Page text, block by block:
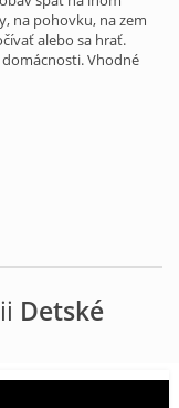
na pohovku, na zem
alebo sa hrať.
Vhodné
Detské